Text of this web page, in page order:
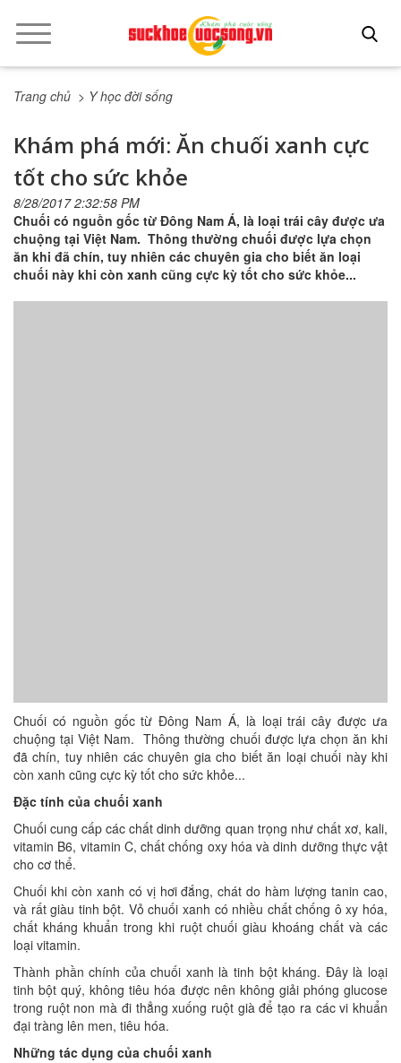
Trang chủ > Y học đời sống
Khám phá mới: Ăn chuối xanh cực
tốt cho sức khỏe
8/28/2017 2:32:58 PM
Chuối có nguồn gốc từ Đông Nam Á, là loại trái cây được ưa
chuộng tại Việt Nam. Thông thường chuối được lựa chọn
ăn khi đã chín, tuy nhiên các chuyên gia cho biết ăn loại
chuối này khi còn xanh cũng cực kỳ tốt cho sức khỏe...
Chuối có nguồn gốc từ Đông Nam Á, là loại trái cây được ưa
chuộng tại Việt Nam. Thông thường chuối được lựa chọn ăn khi
đã chín, tuy nhiên các chuyên gia cho biết ăn loại chuối này khi
còn xanh cũng cực kỳ tốt cho sức khỏe...
Đặc tính của chuối xanh
Chuối cung cấp các chất dinh dưỡng quan trọng như chất xơ, kali,
vitamin B6, vitamin C, chất chống oxy hóa và dinh dưỡng thực vật
cho cơ thể.
Chuối khi còn xanh có vị hơi đắng, chát do hàm lượng tanin cao,
và rất giàu tinh bột. Vỏ chuối xanh có nhiều chất chống ô xy hóa,
chất kháng khuẩn trong khi ruột chuối giàu khoáng chất và các
loại vitamin.
Thành phần chính của chuối xanh là tinh bột kháng. Đây là loại
tinh bột quý, không tiêu hóa được nên không giải phóng glucose
trong ruột non mà đi thẳng xuống ruột già để tạo ra các vi khuẩn
đại tràng lên men, tiêu hóa.
Những tác dụng của chuối xanh